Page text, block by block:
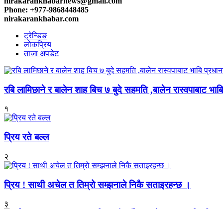
Phone: +977-9868448485
nirakarankhabar.com
ट्रेन्डिङ
लोकप्रिय
ताजा अपडेट
रबि लामिछाने र बालेन शाह बिच ७ बुदे सहमति ,बालेन रास्वपाबाट
१
प्रिय रते बल्ल
२
प्रिय ! साथी अचेल त तिम्रो सम्झनाले निकै सताइरहन्छ ।
३